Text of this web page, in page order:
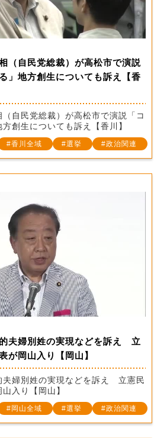
（自民党総裁）が高松市で演説
」地方創生についても訴え【香
（自民党総裁）が高松市で演説「コ
方創生についても訴え【香川】
香川全域 選挙 政治関連
夫婦別姓の実現などを訴え 立
が岡山入り【岡山】
夫婦別姓の実現などを訴え 立憲民
入り【岡山】
岡山全域 選挙 政治関連